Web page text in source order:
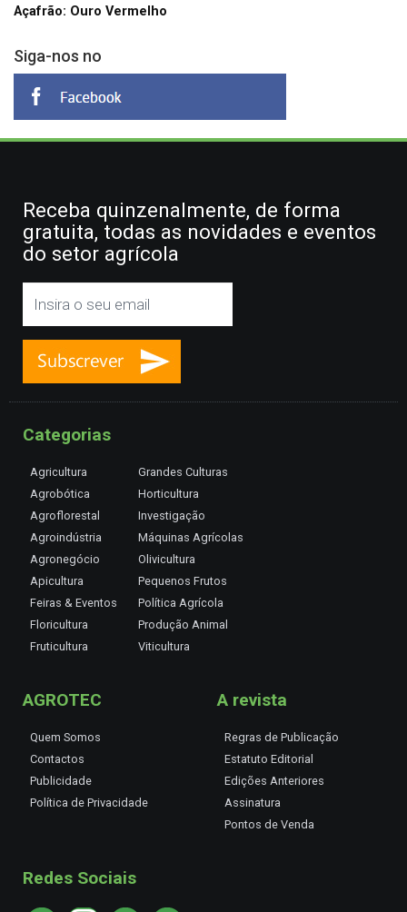
Açafrão: Ouro Vermelho
Siga-nos no
Receba quinzenalmente, de forma
gratuita, todas as novidades e eventos
do setor agrícola
Categorias
Agricultura
Agrobótica
Agroflorestal
Agroindústria
Agronegócio
Apicultura
Feiras & Eventos
Floricultura
Fruticultura
Grandes Culturas
Horticultura
Investigação
Máquinas Agrícolas
Olivicultura
Pequenos Frutos
Política Agrícola
Produção Animal
Viticultura
AGROTEC
Quem Somos
Contactos
Publicidade
Política de Privacidade
A revista
Regras de Publicação
Estatuto Editorial
Edições Anteriores
Assinatura
Pontos de Venda
Redes Sociais